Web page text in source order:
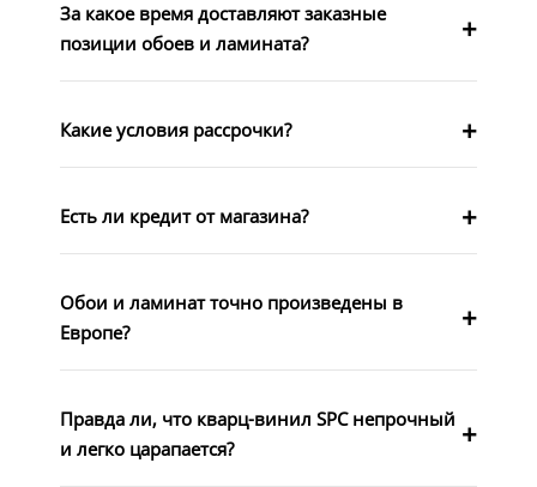
За какое время доставляют заказные
позиции обоев и ламината?
Какие условия рассрочки?
Есть ли кредит от магазина?
Обои и ламинат точно произведены в
Европе?
Правда ли, что кварц-винил SPC непрочный
и легко царапается?